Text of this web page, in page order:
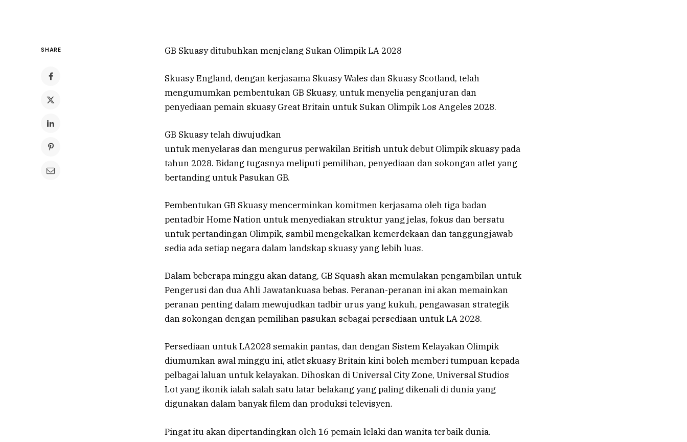
SHARE GB Skuasy ditubuhkan menjelang Sukan Olimpik LA 2028
Skuasy England, dengan kerjasama Skuasy Wales dan Skuasy Scotland, telah
mengumumkan pembentukan GB Skuasy, untuk menyelia penganjuran dan
penyediaan pemain skuasy Great Britain untuk Sukan Olimpik Los Angeles 2028.
GB Skuasy telah diwujudkan
untuk menyelaras dan mengurus perwakilan British untuk debut Olimpik skuasy pada
tahun 2028. Bidang tugasnya meliputi pemilihan, penyediaan dan sokongan atlet yang
bertanding untuk Pasukan GB.
Pembentukan GB Skuasy mencerminkan komitmen kerjasama oleh tiga badan
pentadbir Home Nation untuk menyediakan struktur yang jelas, fokus dan bersatu
untuk pertandingan Olimpik, sambil mengekalkan kemerdekaan dan tanggungjawab
sedia ada setiap negara dalam landskap skuasy yang lebih luas.
Dalam beberapa minggu akan datang, GB Squash akan memulakan pengambilan untuk
Pengerusi dan dua Ahli Jawatankuasa bebas. Peranan-peranan ini akan memainkan
peranan penting dalam mewujudkan tadbir urus yang kukuh, pengawasan strategik
dan sokongan dengan pemilihan pasukan sebagai persediaan untuk LA 2028.
Persediaan untuk LA2028 semakin pantas, dan dengan Sistem Kelayakan Olimpik
diumumkan awal minggu ini, atlet skuasy Britain kini boleh memberi tumpuan kepada
pelbagai laluan untuk kelayakan. Dihoskan di Universal City Zone, Universal Studios
Lot yang ikonik ialah salah satu latar belakang yang paling dikenali di dunia yang
digunakan dalam banyak filem dan produksi televisyen.
Pingat itu akan dipertandingkan oleh 16 pemain lelaki dan wanita terbaik dunia.